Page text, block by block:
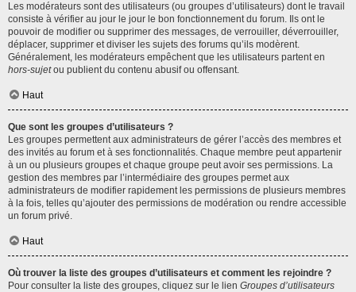
Les modérateurs sont des utilisateurs (ou groupes d’utilisateurs) dont le travail
consiste à vérifier au jour le jour le bon fonctionnement du forum. Ils ont le
pouvoir de modifier ou supprimer des messages, de verrouiller, déverrouiller,
déplacer, supprimer et diviser les sujets des forums qu’ils modèrent.
Généralement, les modérateurs empêchent que les utilisateurs partent en
hors-sujetou publient du contenu abusif ou offensant.
Haut
Que sont les groupes d’utilisateurs ?
Les groupes permettent aux administrateurs de gérer l’accès des membres et
des invités au forum et à ses fonctionnalités. Chaque membre peut appartenir
à un ou plusieurs groupes et chaque groupe peut avoir ses permissions. La
gestion des membres par l’intermédiaire des groupes permet aux
administrateurs de modifier rapidement les permissions de plusieurs membres
à la fois, telles qu’ajouter des permissions de modération ou rendre accessible
un forum privé.
Haut
Où trouver la liste des groupes d’utilisateurs et comment les rejoindre ?
Pour consulter la liste des groupes, cliquez sur le lien Groupes d’utilisateurs